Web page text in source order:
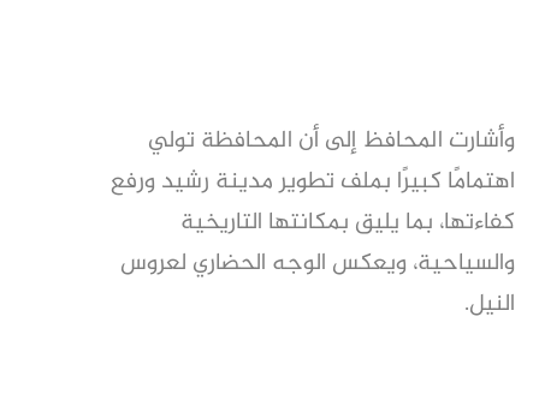
وأشارت المحافظ إلى أن المحافظة تولي
اهتمامًا كبيرًا بملف تطوير مدينة رشيد ورفع
كفاءتها، بما يليق بمكانتها التاريخية
والسياحية، ويعكس الوجه الحضاري لعروس
النيل.